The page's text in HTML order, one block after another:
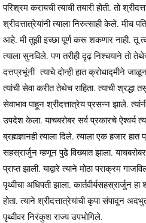
परिश्रम करायची त्याची तयारी होती. तो
श्रीदत्तात्रेयांनी त्याला निरुत्साही केले. मीच
आहे. मी तुझी इच्छा पूर्ण करू शकणार नाही. तू
त्याला सुनविले. पण तरीही दृढ़ निश्चयाने तो
दत्तप्रभूंनी त्याचे दोन्ही हात क्रोधाद्मीने
त्यांची सेवा करीत तेथेच राहिता. त्याची श्रद्धा
सेवाभाव पाहून श्रीदत्तात्रेय प्रसन्न झाले.
उपदेश केला. याचबरोबर सर्व प्रकारचे ऐश्वर्य
ब्रह्मज्ञानही त्याला दिले. त्याला एक हजार
सहस्रार्जुन म्हणून पुढे विख्यात झाला.
प्राप्त झाली. याद्वारे त्याने मोठा पराक्रम
पृथ्वीचा अधिपती झाला. कार्तवीर्यसहस्रार्जुन
होता. त्याने श्रीदत्तात्रेयांची कृपा संपादून
पृथ्वीवर निरंकुश राज्य उपभोगिले.